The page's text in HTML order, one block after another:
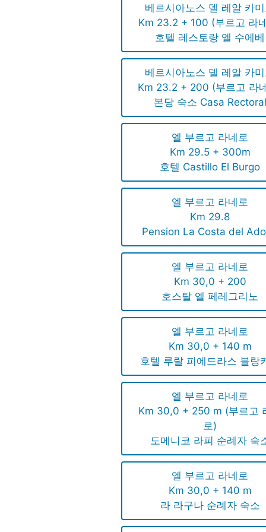
베르시아노스 델 레알 카미
Km 23.2 + 100 (부르고 라
호텔 레스토랑 엘 수에베
베르시아노스 델 레알 카미
Km 23.2 + 200 (부르고 라
본당 숙소 Casa Rectoral
엘 부르고 라네로
Km 29.5 + 300m
호텔 Castillo El Burgo
엘 부르고 라네로
Km 29.8
Pension La Costa del
엘 부르고 라네로
Km 30,0 + 200
호스탈 엘 페레그리노
엘 부르고 라네로
Km 30,0 + 140 m
호텔 루랄 피에드라스 블랑
엘 부르고 라네로
Km 30,0 + 250 m (부르고
로)
도메니코 라피 순례자 숙
엘 부르고 라네로
Km 30,0 + 140 m
라 라구나 순례자 숙소